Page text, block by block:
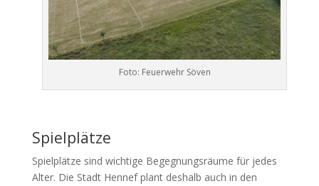
Foto: Feuerwehr Söven
Spielplätze
Spielplätze sind wichtige Begegnungsräume für jedes
Alter. Die Stadt Hennef plant deshalb auch in den